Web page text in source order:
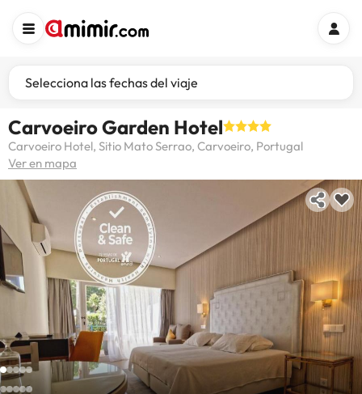
Selecciona las fechas del viaje
Carvoeiro Garden Hotel
Carvoeiro Hotel, Sitio Mato Serrao, Carvoeiro, Portugal
Ver en mapa